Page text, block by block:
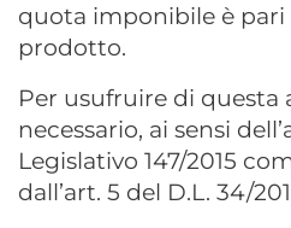
quota imponibile è pari
prodotto.
Per usufruire di questa
necessario, ai sensi
Legislativo 147/2015
dall’art. 5 del D.L. 34/